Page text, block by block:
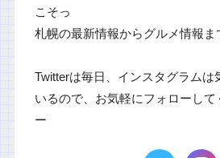
こそっ
札幌の最新情報からグルメ情報ま
Twitterは毎日、インスタグラムは
いるので、お気軽にフォローして
ー